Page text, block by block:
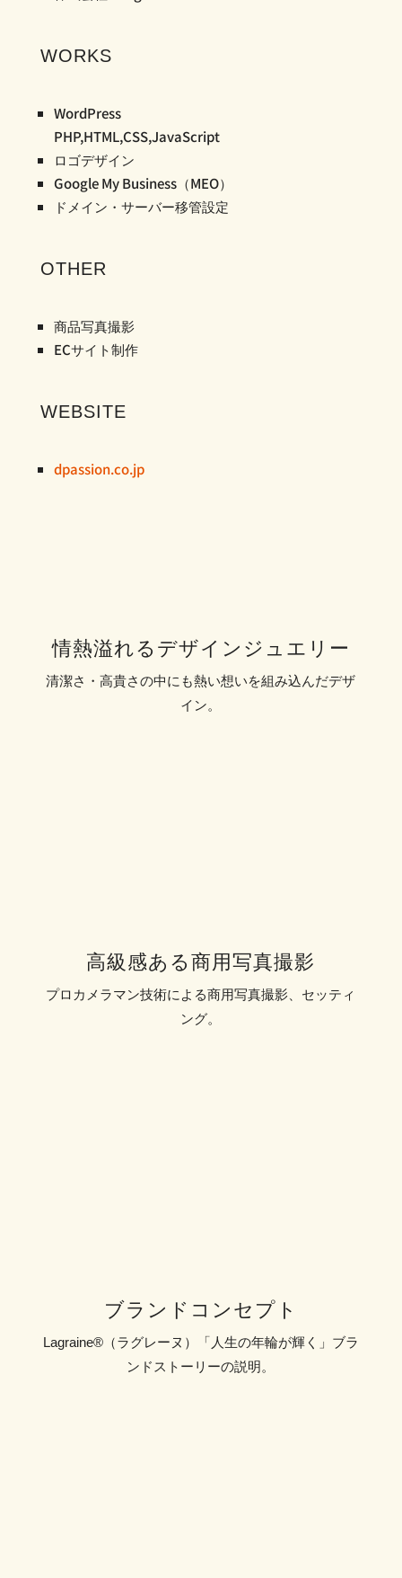
WORKS
WordPress
PHP,HTML,CSS,JavaScript
ロゴデザイン
Google My Business（MEO）
ドメイン・サーバー移管設定
OTHER
商品写真撮影
ECサイト制作
WEBSITE
dpassion.co.jp
情熱溢れるデザインジュエリー
清潔さ・高貴さの中にも熱い想いを組み込んだデザ
イン。
高級感ある商用写真撮影
プロカメラマン技術による商用写真撮影、セッティ
ング。
ブランドコンセプト
Lagraine®︎（ラグレーヌ）「人生の年輪が輝く」ブラ
ンドストーリーの説明。